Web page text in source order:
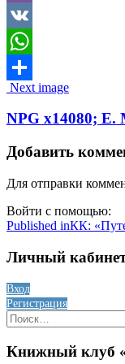
Viber
VK
WhatsApp
Отправить
Image
navigation
Next image
NPG x14080; E.
Добавить
Для отправки
Войти с помощью:
Навигация
по
Published inКК:
Личный
Вход
Регистрация
Найти:
Книжный клуб